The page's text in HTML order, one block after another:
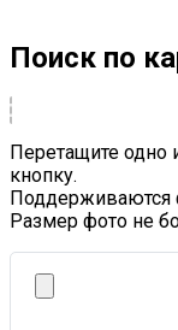
Поиск по
Перетащите
кнопку.
Поддерживаются
Размер фото не